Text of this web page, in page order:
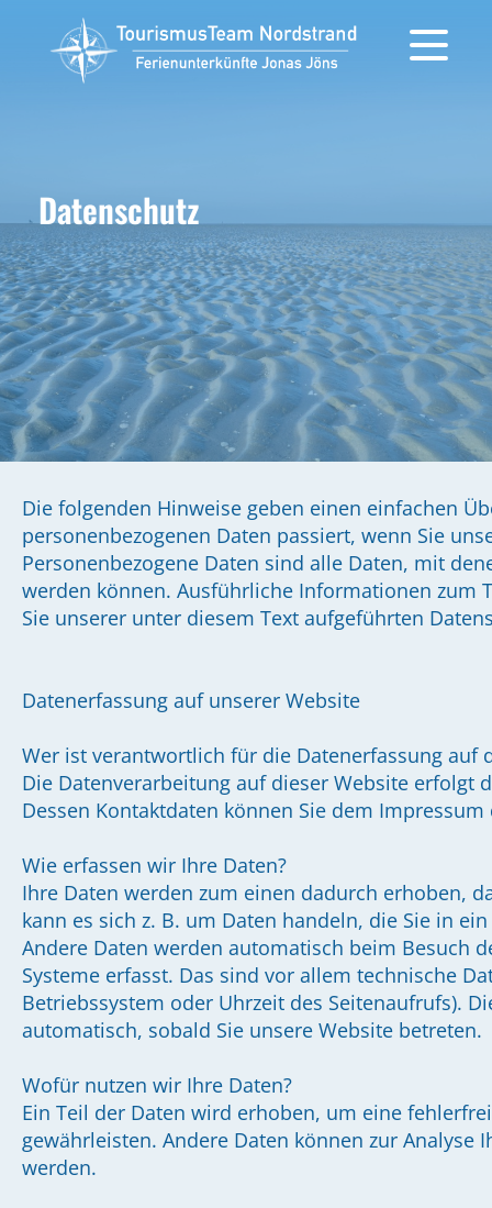
Datenschutz
Die folgenden Hinweise geben einen einfachen
personenbezogenen Daten passiert, wenn Sie
Personenbezogene Daten sind alle Daten, mit
werden können. Ausführliche Informationen zum
Sie unserer unter diesem Text aufgeführten
Datenerfassung auf unserer Website
Wer ist verantwortlich für die Datenerfassung auf
Die Datenverarbeitung auf dieser Website erfolgt
Dessen Kontaktdaten können Sie dem
Wie erfassen wir Ihre Daten?
Ihre Daten werden zum einen dadurch erhoben,
kann es sich z. B. um Daten handeln, die Sie in
Andere Daten werden automatisch beim Besuch
Systeme erfasst. Das sind vor allem technische
Betriebssystem oder Uhrzeit des Seitenaufrufs).
automatisch, sobald Sie unsere Website betreten.
Wofür nutzen wir Ihre Daten?
Ein Teil der Daten wird erhoben, um eine
gewährleisten. Andere Daten können zur Analyse
werden.